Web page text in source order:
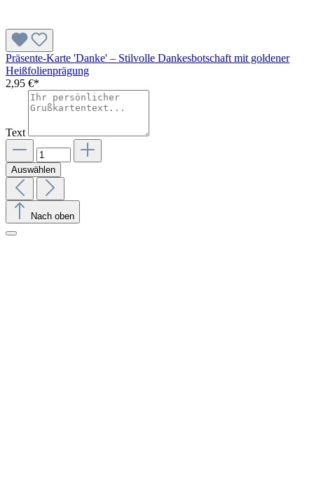
Präsente-Karte 'Danke' – Stilvolle Dankesbotschaft mit goldener
Heißfolienprägung
2,95 €*
Text
Auswählen
Nach oben